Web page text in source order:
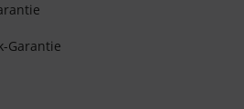
Garantie